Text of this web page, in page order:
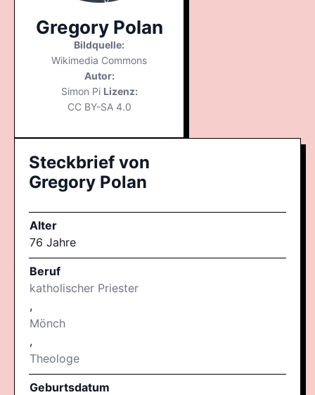
Gregory Polan
Bildquelle:
Wikimedia Commons
Autor:
Simon Pi Lizenz:
CC BY-SA 4.0
Steckbrief von
Gregory Polan
Alter
76 Jahre
Beruf
katholischer Priester
,
Mönch
,
Theologe
Geburtsdatum